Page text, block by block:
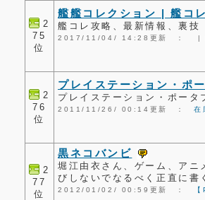
2
75
位
艦艦コレクション | 艦コ
艦コレ攻略、最新情報、裏技
2017/11/04/ 14:28更新 ： |
2
76
位
プレイステーション・ポ
プレイステーション・ポータ
2011/11/26/ 00:14更新 ：在
2
77
位
黒ネコバンビ
堀江由衣さん、ゲーム、ア
びしないでなるべく正直に書
2012/01/02/ 00:59更新 ：